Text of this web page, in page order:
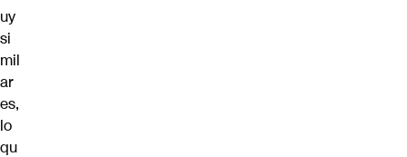
uy
si
mil
ar
es,
lo
qu